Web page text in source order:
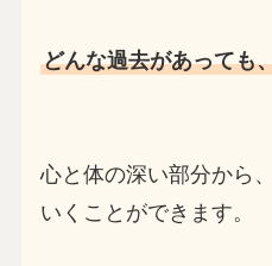
どんな過去があっても
心と体の深い部分から
いくことができます。